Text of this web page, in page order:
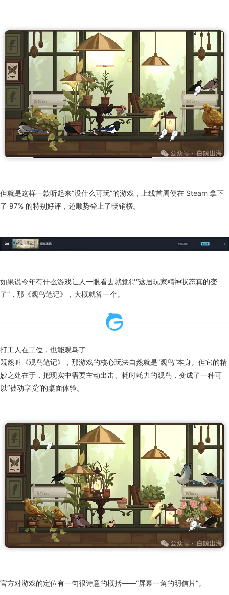
但就是这样一款听起来“没什么可玩”的游戏，上线首周便在 Steam 拿下
了 97% 的特别好评，还顺势登上了畅销榜。
如果说今年有什么游戏让人一眼看去就觉得“这届玩家精神状态真的变
了”，那《观鸟笔记》，大概就算一个。
打工人在工位，也能观鸟了
既然叫《观鸟笔记》，那游戏的核心玩法自然就是“观鸟”本身。但它的精
妙之处在于，把现实中需要主动出击、耗时耗力的观鸟，变成了一种可
以“被动享受”的桌面体验。
官方对游戏的定位有一句很诗意的概括——“屏幕一角的明信片”。